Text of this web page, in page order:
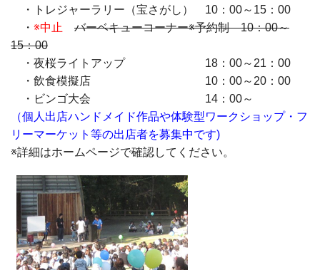
・トレジャーラリー（宝さがし） 10 ： 00～ 15 ： 00
・ ※中止
バーベキューコーナー※予約制 10：00～
15：00
・夜桜ライトアップ 18 ： 00～ 21 ： 00
・飲食模擬店 10 ： 00～ 20 ： 00
・ビンゴ大会 14 ： 00～
（個人出店ハンドメイド作品や体験型ワークショップ・フ
リーマーケット等の出店者を募集中です)
※詳細はホームページで確認してください。